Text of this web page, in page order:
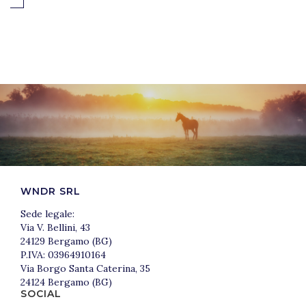
WNDR SRL
Sede legale:
Via V. Bellini, 43
24129 Bergamo (BG)
P.IVA: 03964910164
Via Borgo Santa Caterina, 35
24124 Bergamo (BG)
SOCIAL